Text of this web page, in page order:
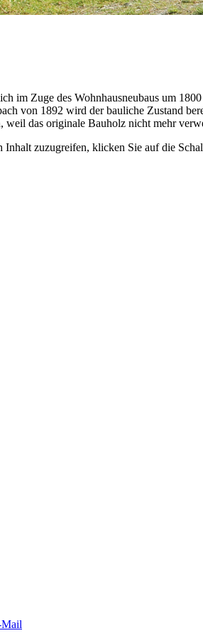
im Zuge des Wohnhausneubaus um
von 1892 wird der bauliche Zustand
weil das originale Bauholz nicht mehr
Inhalt zuzugreifen, klicken Sie auf die